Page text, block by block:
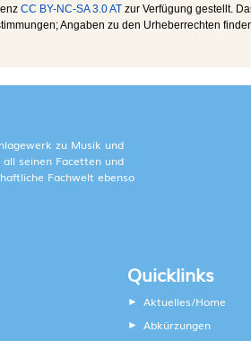
CC BY-NC-SA 3.0 AT zur Verfügung gestellt.
Angaben zu den Urheberrechten
zu Musik und
seinen Facetten und
Fachwelt ebenso
Quicklinks
Aktuelles/Home
Abkürzungen